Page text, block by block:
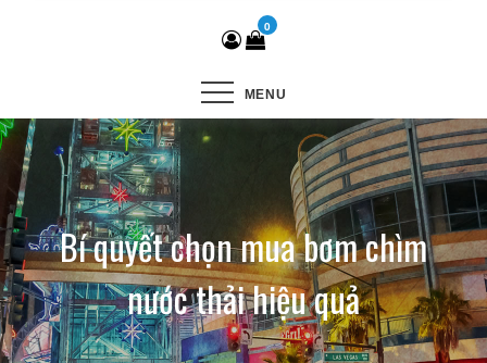
0
MENU
Bí quyết chọn mua bơm chìm
nước thải hiệu quả